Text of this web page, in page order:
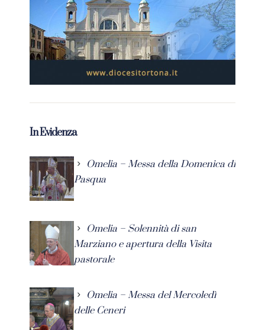
In Evidenza
Omelia – Messa della Domenica di
Pasqua
Omelia – Solennità di san
Marziano e apertura della Visita
pastorale
Omelia – Messa del Mercoledì
delle Ceneri